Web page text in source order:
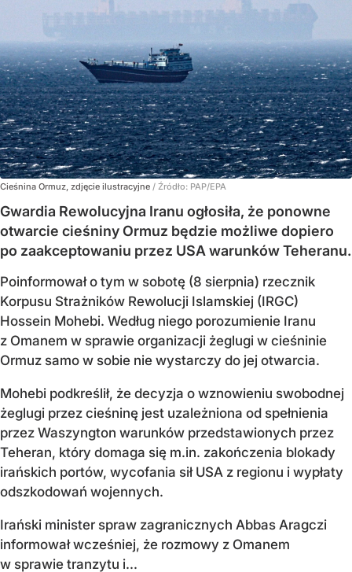
Cieśnina Ormuz, zdjęcie ilustracyjne / Źródło: PAP/EPA
Gwardia Rewolucyjna Iranu ogłosiła, że ponowne
otwarcie cieśniny Ormuz będzie możliwe dopiero
po zaakceptowaniu przez USA warunków Teheranu.
Poinformował o tym w sobotę (8 sierpnia) rzecznik
Korpusu Strażników Rewolucji Islamskiej (IRGC)
Hossein Mohebi. Według niego porozumienie Iranu
z Omanem w sprawie organizacji żeglugi w cieśninie
Ormuz samo w sobie nie wystarczy do jej otwarcia.
Mohebi podkreślił, że decyzja o wznowieniu swobodnej
żeglugi przez cieśninę jest uzależniona od spełnienia
przez Waszyngton warunków przedstawionych przez
Teheran, który domaga się m.in. zakończenia blokady
irańskich portów, wycofania sił USA z regionu i wypłaty
odszkodowań wojennych.
Irański minister spraw zagranicznych Abbas Aragczi
informował wcześniej, że rozmowy z Omanem
w sprawie tranzytu i...